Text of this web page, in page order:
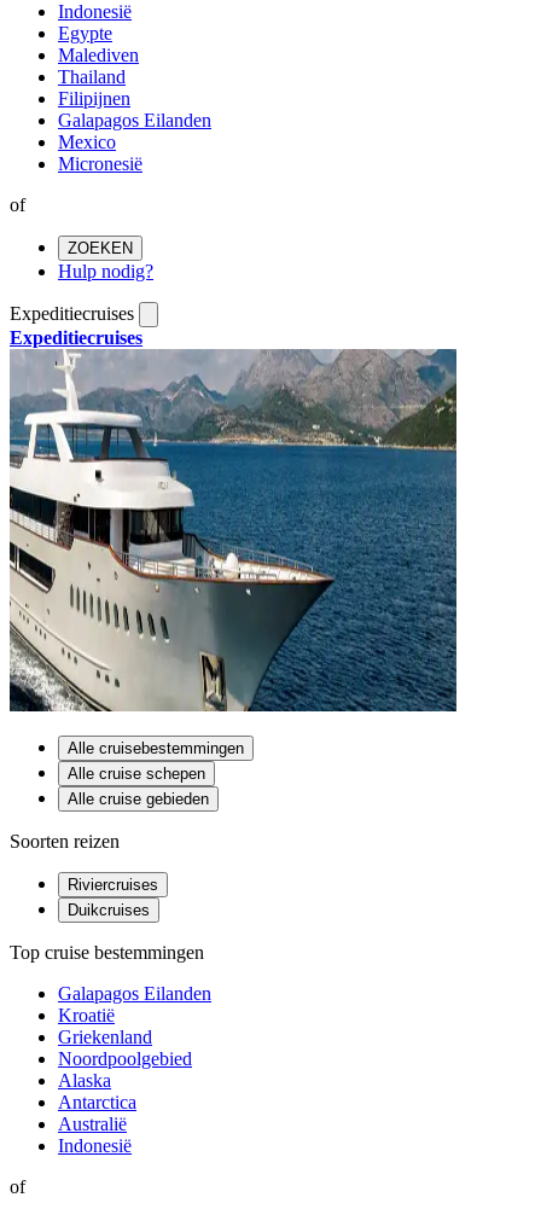
Indonesië
Egypte
Malediven
Thailand
Filipijnen
Galapagos Eilanden
Mexico
Micronesië
of
ZOEKEN
Hulp nodig?
Expeditiecruises
Expeditiecruises
Alle cruisebestemmingen
Alle cruise schepen
Alle cruise gebieden
Soorten reizen
Riviercruises
Duikcruises
Top cruise bestemmingen
Galapagos Eilanden
Kroatië
Griekenland
Noordpoolgebied
Alaska
Antarctica
Australië
Indonesië
of